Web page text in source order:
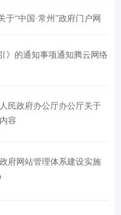
“中国·常州”政府门户网
》的通知事项通知腾云网络
民政府办公厅办公厅关于
容
府网站管理体系建设实施